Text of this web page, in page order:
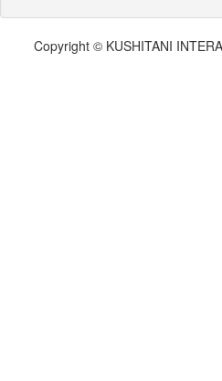
Copyright © KUSHITANI